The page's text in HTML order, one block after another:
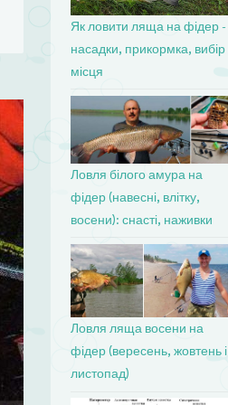
Як ловити ляща на фідер -
насадки, прикормка, вибір
місця
Ловля білого амура на
фідер (навесні, влітку,
восени): снасті, наживки
Ловля ляща восени на
фідер (вересень, жовтень і
листопад)